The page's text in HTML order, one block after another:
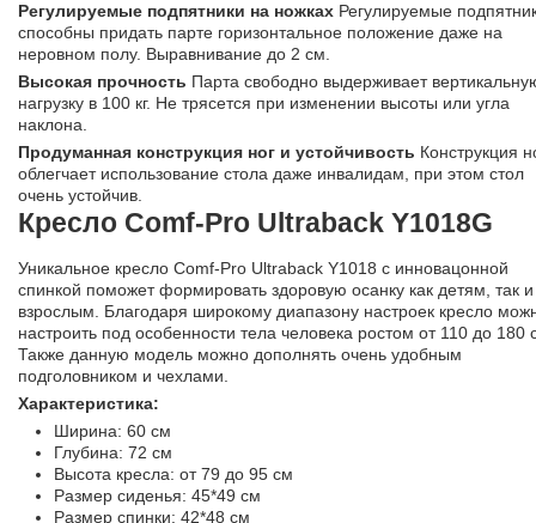
Регулируемые подпятники на ножках Регулируемые
способны придать парте горизонтальное положение даже на
неровном полу. Выравнивание до 2 см.
Высокая прочность Парта свободно выдерживает
нагрузку в 100 кг. Не трясется при изменении высоты или угла
наклона.
Продуманная конструкция ног и устойчивость Конструкция
облегчает использование стола даже инвалидам, при этом стол
очень устойчив.
Кресло Comf-Pro Ultraback Y1018G
Уникальное кресло Comf-Pro Ultraback Y1018 с инновацонной
спинкой поможет формировать здоровую осанку как детям, так и
взрослым. Благодаря широкому диапазону настроек кресло
настроить под особенности тела человека ростом от 110 до 180
Также данную модель можно дополнять очень удобным
подголовником и чехлами.
Характеристика:
Ширина: 60 см
Глубина: 72 см
Высота кресла: от 79 до 95 см
Размер сиденья: 45*49 см
Размер спинки: 42*48 см